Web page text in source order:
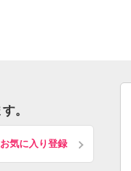
。
お気に入り登録